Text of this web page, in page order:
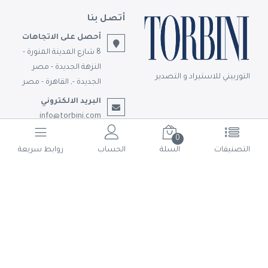
التصنيفات
0
السلة
الحساب روابط سريعة
التوربيني للاستيراد و التصدير
أتصل بنا
أحصل على الاتجاهات
8 شارع المدينة المنورة -
النزهة الجديدة - مصر
الجديدة -, القاهرة - مصر
البريد الالكتروني
info@torbini.com
تابعونا